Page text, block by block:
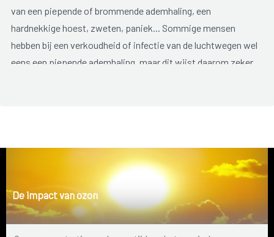
van een piepende of brommende ademhaling, een
hardnekkige hoest, zweten, paniek... Sommige mensen
hebben bij een verkoudheid of infectie van de luchtwegen wel
eens een piepende ademhaling, maar dit wijst daarom zeker
voorspellen. Als je geen aanval hebt, kunnen je longen bijna
normaal werken en heb je geen klachten.
Als astma ernstig wordt, kan de ademnood zo hevig zijn, dat
je niet in staat bent om zinnen af te maken. Je lippen, tong,
vingers en tenen kunnen blauw kleuren en je kan uiteindelijk
De impact van ozon